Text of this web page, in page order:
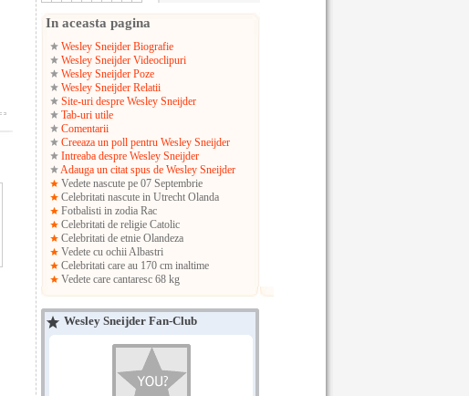
In aceasta pagina
Wesley Sneijder Biografie
Wesley Sneijder Videoclipuri
Wesley Sneijder Poze
Wesley Sneijder Relatii
Site-uri despre Wesley Sneijder
Tab-uri utile
Comentarii
Creeaza un poll pentru Wesley Sneijder
Intreaba despre Wesley Sneijder
Adauga un citat spus de Wesley Sneijder
Vedete nascute pe 07 Septembrie
Celebritati nascute in Utrecht Olanda
Fotbalisti in zodia Rac
Celebritati de religie Catolic
Celebritati de etnie Olandeza
Vedete cu ochii Albastri
Celebritati care au 170 cm inaltime
Vedete care cantaresc 68 kg
Wesley Sneijder Fan-Club